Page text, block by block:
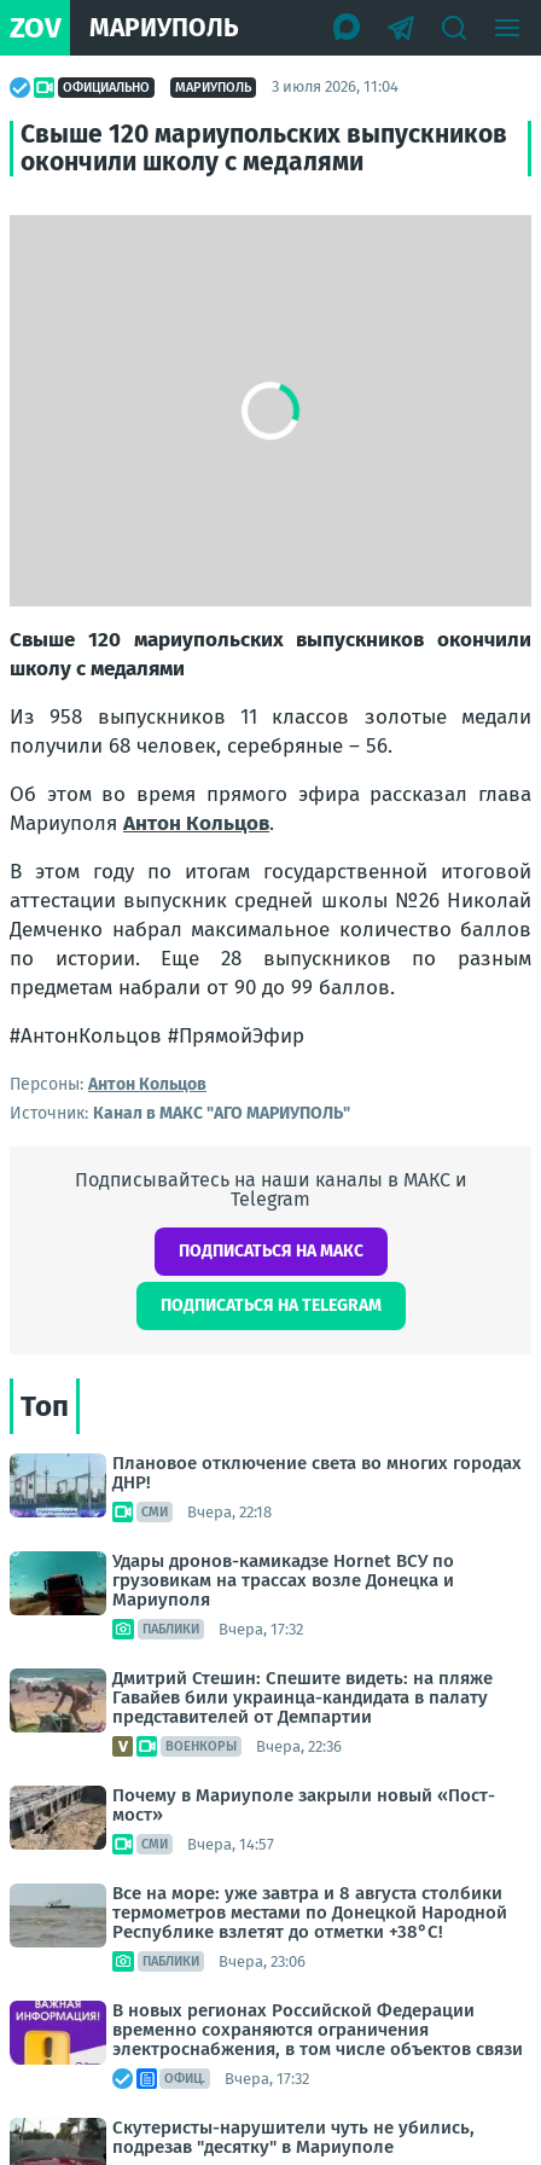
ZOV МАРИУПОЛЬ
ОФИЦИАЛЬНО МАРИУПОЛЬ 3 июля 2026, 11:04
Свыше 120 мариупольских выпускников
окончили школу с медалями
Свыше 120 мариупольских выпускников окончили
школу с медалями
Из 958 выпускников 11 классов золотые медали
получили 68 человек, серебряные – 56.
Об этом во время прямого эфира рассказал глава
Мариуполя Антон Кольцов.
В этом году по итогам государственной итоговой
аттестации выпускник средней школы №26 Николай
Демченко набрал максимальное количество баллов
по истории. Еще 28 выпускников по разным
предметам набрали от 90 до 99 баллов.
#АнтонКольцов #ПрямойЭфир
Персоны: Антон Кольцов
Источник: Канал в МАКС "АГО МАРИУПОЛЬ"
Подписывайтесь на наши каналы в МАКС и
Telegram
ПОДПИСАТЬСЯ НА МАКС
ПОДПИСАТЬСЯ НА TELEGRAM
Топ
Плановое отключение света во многих городах
ДНР!
СМИ Вчера, 22:18
Удары дронов-камикадзе Hornet ВСУ по
грузовикам на трассах возле Донецка и
Мариуполя
ПАБЛИКИ Вчера, 17:32
Дмитрий Стешин: Спешите видеть: на пляже
Гавайев били украинца-кандидата в палату
представителей от Демпартии
ВОЕНКОРЫ Вчера, 22:36
Почему в Мариуполе закрыли новый «Пост-
мост»
СМИ Вчера, 14:57
Все на море: уже завтра и 8 августа столбики
термометров местами по Донецкой Народной
Республике взлетят до отметки +38°C!
ПАБЛИКИ Вчера, 23:06
В новых регионах Российской Федерации
временно сохраняются ограничения
электроснабжения, в том числе объектов связи
ОФИЦ. Вчера, 17:32
Скутеристы-нарушители чуть не убились,
подрезав "десятку" в Мариуполе